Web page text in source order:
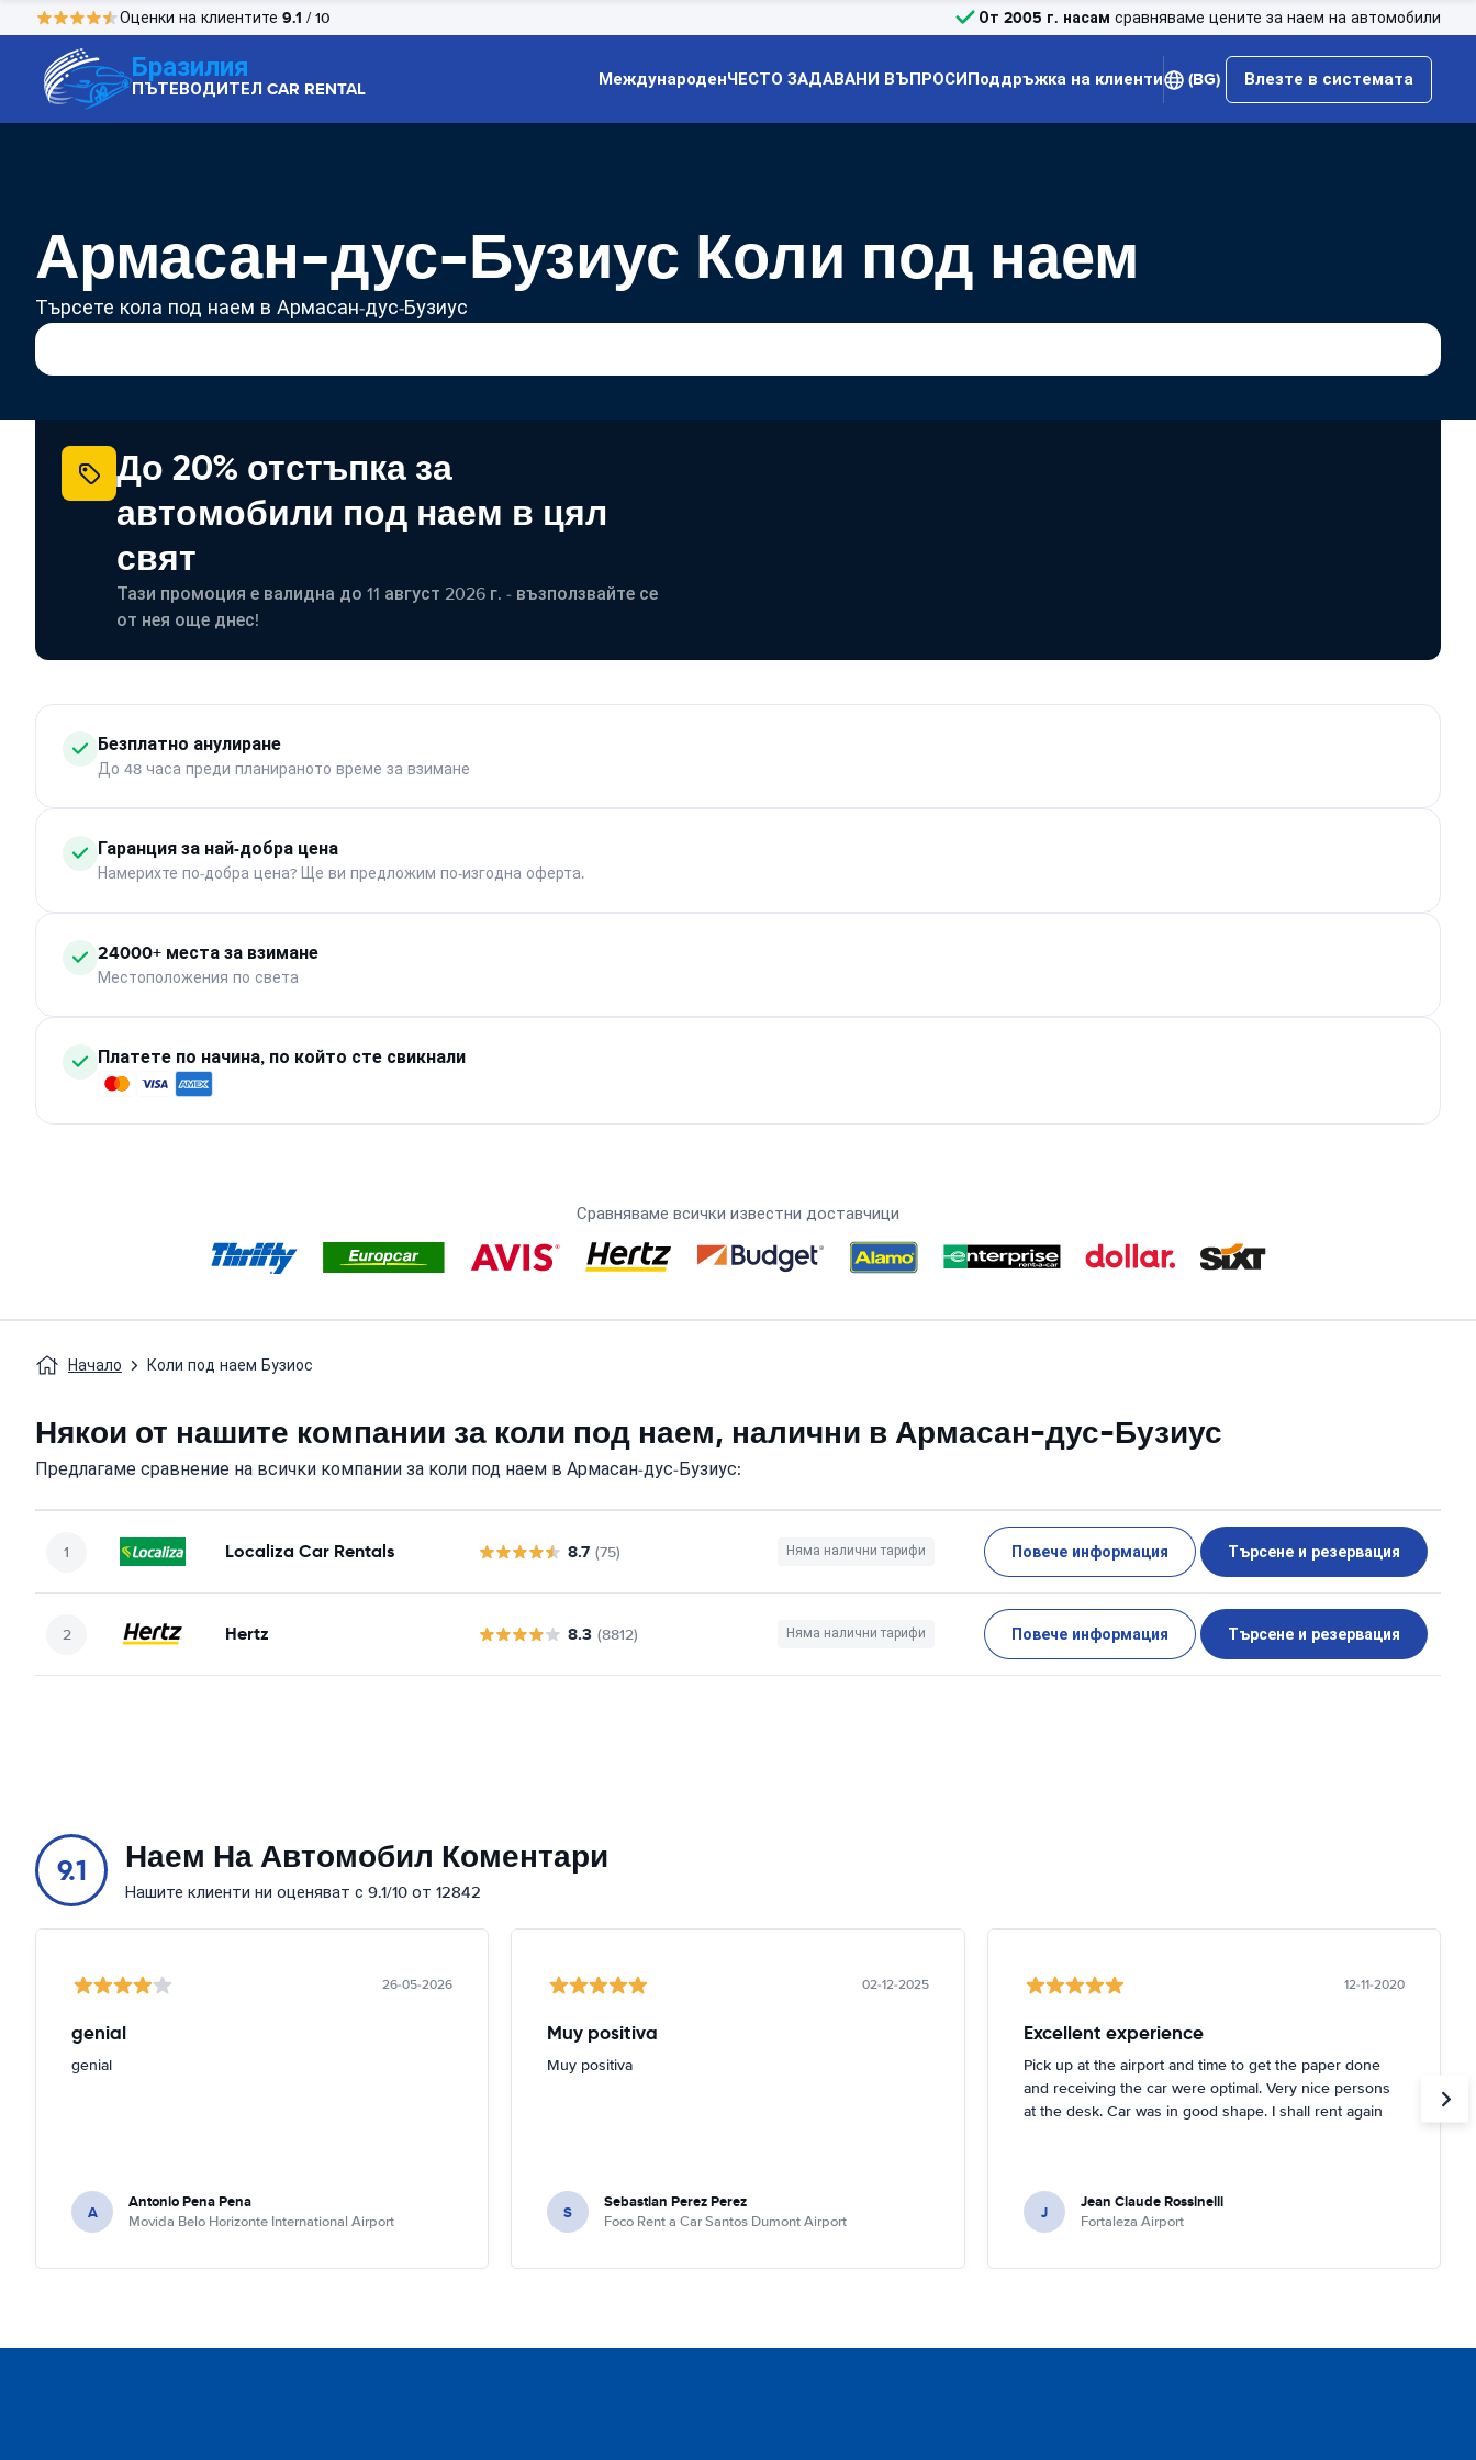
Оценки на клиентите 9.1 / 10 От 2005 г. насам сравняваме цените за наем на автомобили
Бразилия
ПЪТЕВОДИТЕЛ CAR RENTAL МеждународенЧЕСТО ЗАДАВАНИ ВЪПРОСИПоддръжка на клиенти (BG) Влезте в системата
Армасан-дус-Бузиус Коли под наем
Търсете кола под наем в Армасан-дус-Бузиус
До 20% отстъпка за
автомобили под наем в цял
свят
Тази промоция е валидна до 11 август 2026 г. - възползвайте се
от нея още днес!
Безплатно анулиране
До 48 часа преди планираното време за взимане
Гаранция за най-добра цена
Намерихте по-добра цена? Ще ви предложим по-изгодна оферта.
24000+ места за взимане
Местоположения по света
Платете по начина, по който сте свикнали
Сравняваме всички известни доставчици
Начало Коли под наем Бузиос
Някои от нашите компании за коли под наем, налични в Армасан-дус-Бузиус
Предлагаме сравнение на всички компании за коли под наем в Армасан-дус-Бузиус:
Localiza Car Rentals 8.7 (75) Няма налични тарифи Повече информация Търсене и резервация
Hertz 8.3 (8812) Няма налични тарифи Повече информация Търсене и резервация
9.1 Наем На Автомобил Коментари
Нашите клиенти ни оценяват с 9.1/10 от 12842
26-05-2026
genial
genial
A Antonio Pena Pena
Movida Belo Horizonte International Airport
02-12-2025
Muy positiva
Muy positiva
S Sebastian Perez Perez
Foco Rent a Car Santos Dumont Airport
12-11-2020
Excellent experience
Pick up at the airport and time to get the paper done
and receiving the car were optimal. Very nice persons
at the desk. Car was in good shape. I shall rent again
J Jean Claude Rossinelli
Fortaleza Airport